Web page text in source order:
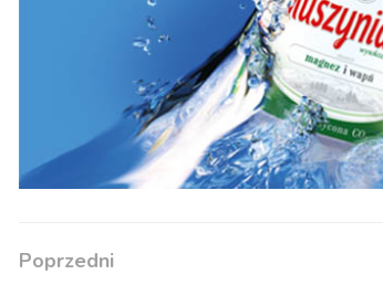
Poprzedni